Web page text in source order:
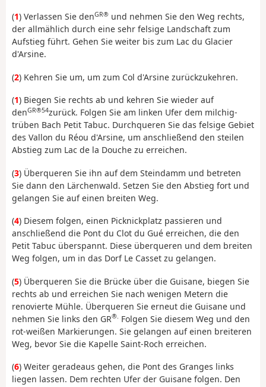
(1) Verlassen Sie denGR® und nehmen Sie den Weg rechts,
der allmählich durch eine sehr felsige Landschaft zum
Aufstieg führt. Gehen Sie weiter bis zum Lac du Glacier
d'Arsine.
(2) Kehren Sie um, um zum Col d'Arsine zurückzukehren.
(1) Biegen Sie rechts ab und kehren Sie wieder auf
denGR®54zurück. Folgen Sie am linken Ufer dem milchig-
trüben Bach Petit Tabuc. Durchqueren Sie das felsige Gebiet
des Vallon du Réou d'Arsine, um anschließend den steilen
Abstieg zum Lac de la Douche zu erreichen.
(3) Überqueren Sie ihn auf dem Steindamm und betreten
Sie dann den Lärchenwald. Setzen Sie den Abstieg fort und
gelangen Sie auf einen breiten Weg.
(4) Diesem folgen, einen Picknickplatz passieren und
anschließend die Pont du Clot du Gué erreichen, die den
Petit Tabuc überspannt. Diese überqueren und dem breiten
Weg folgen, um in das Dorf Le Casset zu gelangen.
(5) Überqueren Sie die Brücke über die Guisane, biegen Sie
rechts ab und erreichen Sie nach wenigen Metern die
renovierte Mühle. Überqueren Sie erneut die Guisane und
nehmen Sie links den GR®. Folgen Sie diesem Weg und den
rot-weißen Markierungen. Sie gelangen auf einen breiteren
Weg, bevor Sie die Kapelle Saint-Roch erreichen.
(6) Weiter geradeaus gehen, die Pont des Granges links
liegen lassen. Dem rechten Ufer der Guisane folgen. Den